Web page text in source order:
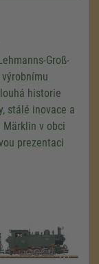
Groß-
historie
stálé inovace a
Märklin v obci
prezentaci
map
your